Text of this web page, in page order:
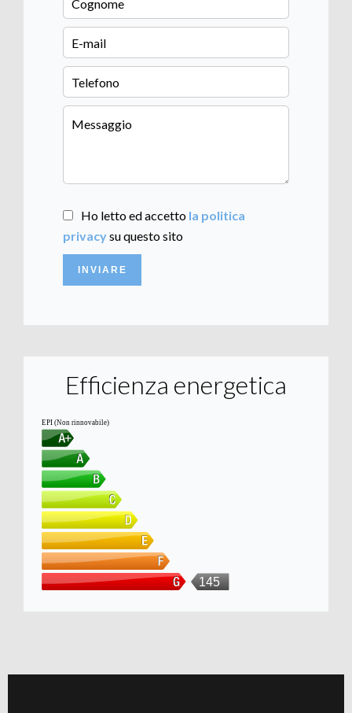
Ho letto ed accetto la politica
privacysu questo sito
INVIARE
Efficienza energetica
EPI (Non rinnovabile)
145